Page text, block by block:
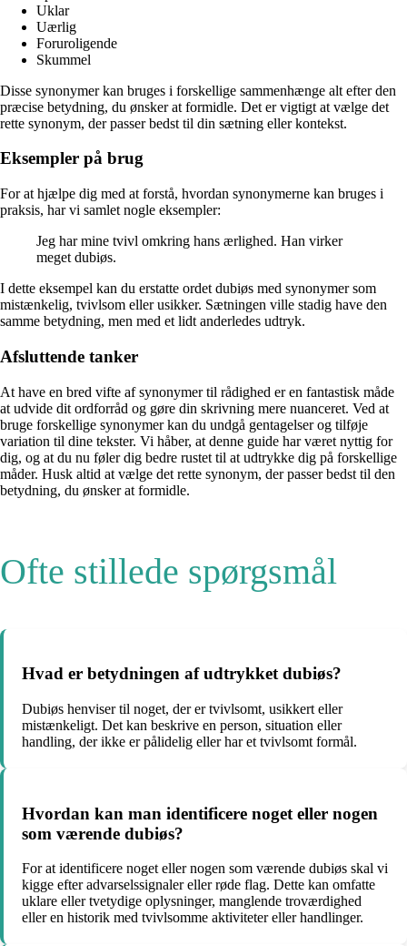
Uklar
Uærlig
Foruroligende
Skummel
Disse synonymer kan bruges i forskellige sammenhænge alt efter den
præcise betydning, du ønsker at formidle. Det er vigtigt at vælge det
rette synonym, der passer bedst til din sætning eller kontekst.
Eksempler på brug
For at hjælpe dig med at forstå, hvordan synonymerne kan bruges i
praksis, har vi samlet nogle eksempler:
Jeg har mine tvivl omkring hans ærlighed. Han virker
meget dubiøs.
I dette eksempel kan du erstatte ordet dubiøs med synonymer som
mistænkelig, tvivlsom eller usikker. Sætningen ville stadig have den
samme betydning, men med et lidt anderledes udtryk.
Afsluttende tanker
At have en bred vifte af synonymer til rådighed er en fantastisk måde
at udvide dit ordforråd og gøre din skrivning mere nuanceret. Ved at
bruge forskellige synonymer kan du undgå gentagelser og tilføje
variation til dine tekster. Vi håber, at denne guide har været nyttig for
dig, og at du nu føler dig bedre rustet til at udtrykke dig på forskellige
måder. Husk altid at vælge det rette synonym, der passer bedst til den
betydning, du ønsker at formidle.
Ofte stillede spørgsmål
Hvad er betydningen af ​​udtrykket dubiøs?
Dubiøs henviser til noget, der er tvivlsomt, usikkert eller
mistænkeligt. Det kan beskrive en person, situation eller
handling, der ikke er pålidelig eller har et tvivlsomt formål.
Hvordan kan man identificere noget eller nogen
som værende dubiøs?
For at identificere noget eller nogen som værende dubiøs skal vi
kigge efter advarselssignaler eller røde flag. Dette kan omfatte
uklare eller tvetydige oplysninger, manglende troværdighed
eller en historik med tvivlsomme aktiviteter eller handlinger.